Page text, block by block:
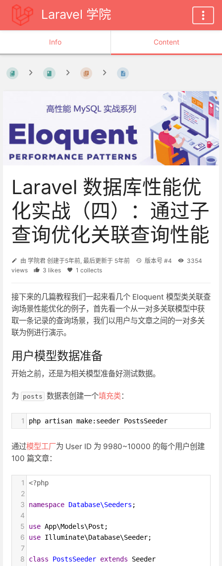
Laravel 学院
Info Content
Laravel 数据库性能优
化实战（四）：通过子
查询优化关联查询性能
由 学院君 创建于5年前, 最后更新于 5年前 版本号 #4
3354
views
3 likes 1 collects
接下来的几篇教程我们一起来看几个 Eloquent 模型类关联查
询场景性能优化的例子，首先看一个从一对多关联模型中获
取一条记录的查询场景，我们以用户与文章之间的一对多关
联为例进行演示。
用户模型数据准备
开始之前，还是为相关模型准备好测试数据。
为 posts 数据表创建一个填充类：
1 php artisan make:seeder PostsSeeder
通过模型工厂为 User ID 为 9980~10000 的每个用户创建
100 篇文章：
1 <?php
2
3
namespace Database\Seeders ;
4
5
use App\Models\Post ;
6 use Illuminate\Database\Seeder;
7
8
class PostsSeeder extends Seeder